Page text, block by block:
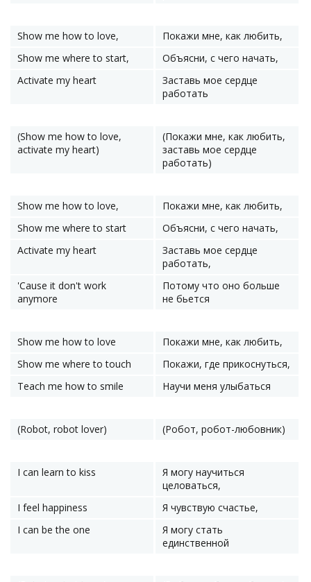
Show me how to love,
Покажи мне, как любить,
Show me where to start,
Объясни, с чего начать,
Activate my heart
Заставь мое сердце
работать
(Show me how to love,
activate my heart)
(Покажи мне, как любить,
заставь мое сердце
работать)
Show me how to love,
Покажи мне, как любить,
Show me where to start
Объясни, с чего начать,
Activate my heart
Заставь мое сердце
работать,
'Cause it don't work
anymore
Потому что оно больше
не бьется
Show me how to love
Покажи мне, как любить,
Show me where to touch
Покажи, где прикоснуться,
Teach me how to smile
Научи меня улыбаться
(Robot, robot lover) (Робот, робот-любовник)
I can learn to kiss
Я могу научиться
целоваться,
I feel happiness
Я чувствую счастье,
I can be the one
Я могу стать
единственной